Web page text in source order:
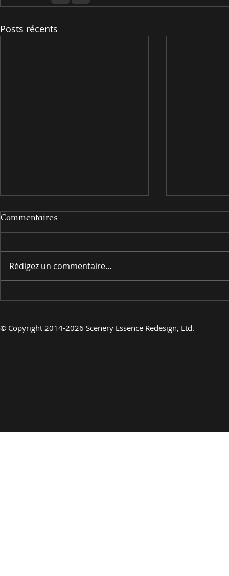
Posts récents
EN PRÉSENTANT
Commentaires
Rédigez un commentaire...
© Copyright 2014-2026 Scenery Essence Redesign, Ltd.